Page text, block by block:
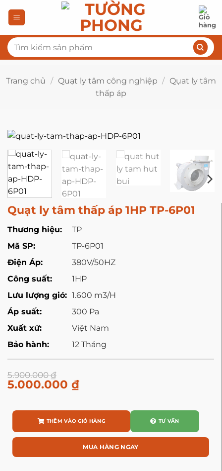
qua
dung
Tìm
kiếm:
Trang chủ / Quạt ly tâm công nghiệp / Qụat ly tâm
thấp áp
Quạt ly tâm thấp áp 1HP TP-6P01
Thương hiệu:
TP
Mã SP:
TP-6P01
Điện Áp:
380V/50HZ
Công suất:
1HP
Lưu lượng gió: 1.600 m3/H
Áp suất:
300 Pa
Xuất xứ:
Việt Nam
Bảo hành:
12 Tháng
5.900.000₫
5.000.000 ₫
THÊM VÀO GIỎ HÀNG
MUA HÀNG NGAY
TƯ VẤN